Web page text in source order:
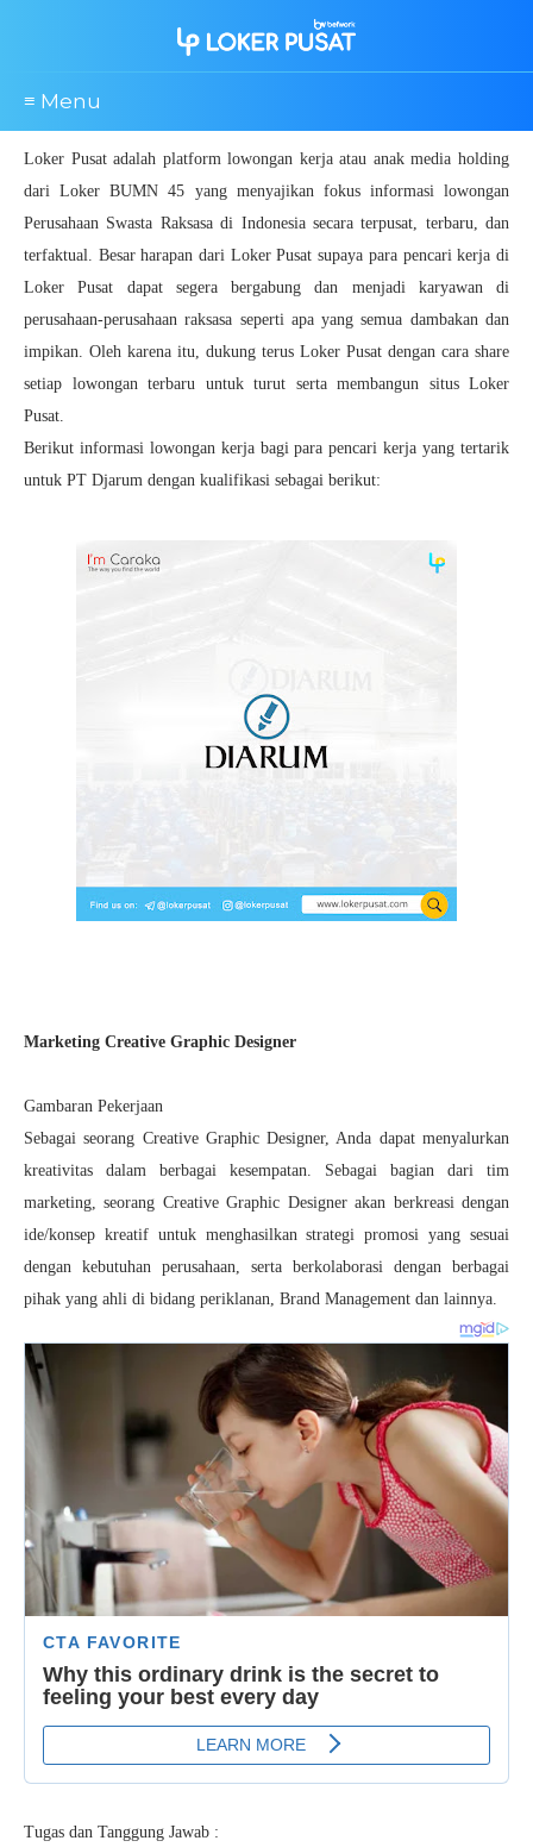
≡ Menu
Loker Pusat adalah platform lowongan kerja atau anak media holding
dari Loker BUMN 45 yang menyajikan fokus informasi lowongan
Perusahaan Swasta Raksasa di Indonesia secara terpusat, terbaru, dan
terfaktual. Besar harapan dari Loker Pusat supaya para pencari kerja di
Loker Pusat dapat segera bergabung dan menjadi karyawan di
perusahaan-perusahaan raksasa seperti apa yang semua dambakan dan
impikan. Oleh karena itu, dukung terus Loker Pusat dengan cara share
setiap lowongan terbaru untuk turut serta membangun situs Loker
Pusat.
Berikut informasi lowongan kerja bagi para pencari kerja yang tertarik
untuk PT Djarum dengan kualifikasi sebagai berikut:
Marketing Creative Graphic Designer
Gambaran Pekerjaan
Sebagai seorang Creative Graphic Designer, Anda dapat menyalurkan
kreativitas dalam berbagai kesempatan. Sebagai bagian dari tim
marketing, seorang Creative Graphic Designer akan berkreasi dengan
ide/konsep kreatif untuk menghasilkan strategi promosi yang sesuai
dengan kebutuhan perusahaan, serta berkolaborasi dengan berbagai
pihak yang ahli di bidang periklanan, Brand Management dan lainnya.
Tugas dan Tanggung Jawab :